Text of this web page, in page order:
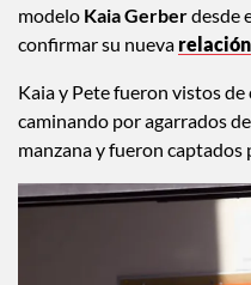
modelo Kaia Gerberdesde
confirmar su nueva relación
Kaia y Pete fueron vistos
caminando por agarrados
manzana y fueron captados